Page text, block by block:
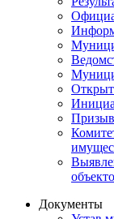
Документы